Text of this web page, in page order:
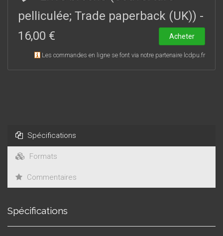
possible ? Se transforme-t-il et de quelle façon devant « le
nouvel âge du désordre scolaire », les nouveaux modes de «
l’expérience des élèves », les nouveaux modèles de la
pratique enseignante ?
pelliculée; Trade paperback (UK)) -
16,00 €
Acheter
Les commandes en ligne se font via notre partenaire lcdpu.fr
Spécifications
Formats
Commentaires
Spécifications